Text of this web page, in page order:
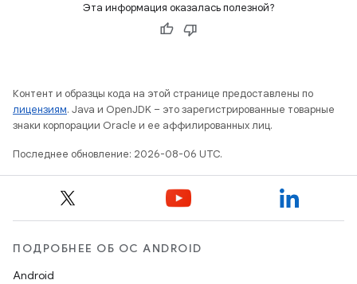
Эта информация оказалась полезной?
Контент и образцы кода на этой странице предоставлены по
лицензиям. Java и OpenJDK – это зарегистрированные товарные
знаки корпорации Oracle и ее аффилированных лиц.
Последнее обновление: 2026-08-06 UTC.
ПОДРОБНЕЕ ОБ ОС ANDROID
Android